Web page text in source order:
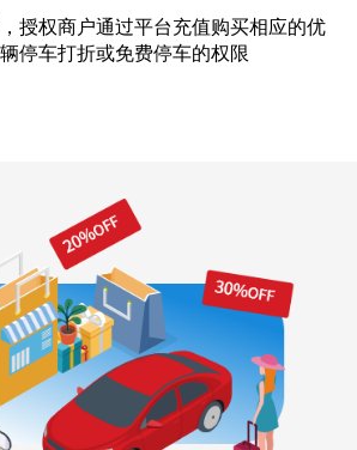
授权商户通过平台充值购买相应的优
停车打折或免费停车的权限